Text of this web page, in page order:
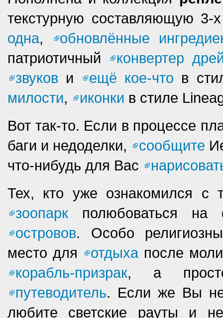
текстурную составляющую 3-
одна,
обновлённые
патриотичный
конвертер
звуков и ещё кое-что в
милости, иконки в стиле
Вот так-то. Если в процессе
баги и недоделки,
сообщите
что-нибудь для Вас
Тех, кто уже ознакомился с
зоопарк полюбоваться
островов. Особо
место для
отдыхапосле
корабль-призрак, а просто
путеводитель. Если же Вы
любите светские рауты и